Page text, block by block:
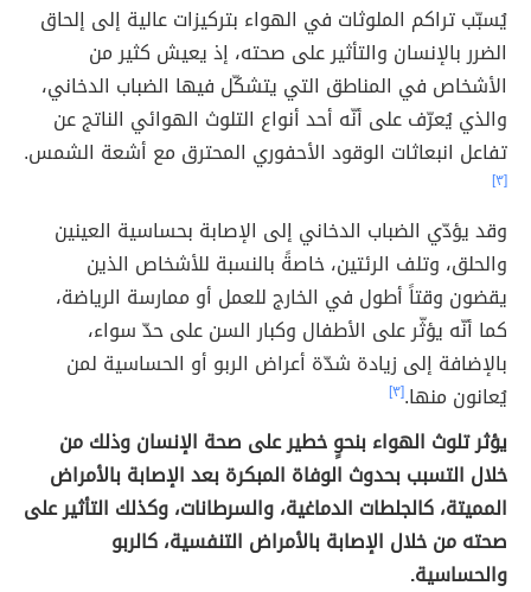
يُسبّب تراكم الملوثات في الهواء بتركيزات عالية إلى إلحاق
الضرر بالإنسان والتأثير على صحته، إذ يعيش كثير من
الأشخاص في المناطق التي يتشكّل فيها الضباب الدخاني،
والذي يُعرّف على أنّه أحد أنواع التلوث الهوائي الناتج عن
تفاعل انبعاثات الوقود الأحفوري المحترق مع أشعة الشمس.
[٣]
وقد يؤدّي الضباب الدخاني إلى الإصابة بحساسية العينين
والحلق، وتلف الرئتين، خاصةً بالنسبة للأشخاص الذين
يقضون وقتاً أطول في الخارج للعمل أو ممارسة الرياضة،
كما أنّه يؤثّر على الأطفال وكبار السن على حدّ سواء،
بالإضافة إلى زيادة شدّة أعراض الربو أو الحساسية لمن
يُعانون منها.[٣]
يؤثر تلوث الهواء بنحوٍ خطير على صحة الإنسان وذلك من
خلال التسبب بحدوث الوفاة المبكرة بعد الإصابة بالأمراض
المميتة، كالجلطات الدماغية، والسرطانات، وكذلك التأثير على
صحته من خلال الإصابة بالأمراض التنفسية، كالربو
والحساسية.